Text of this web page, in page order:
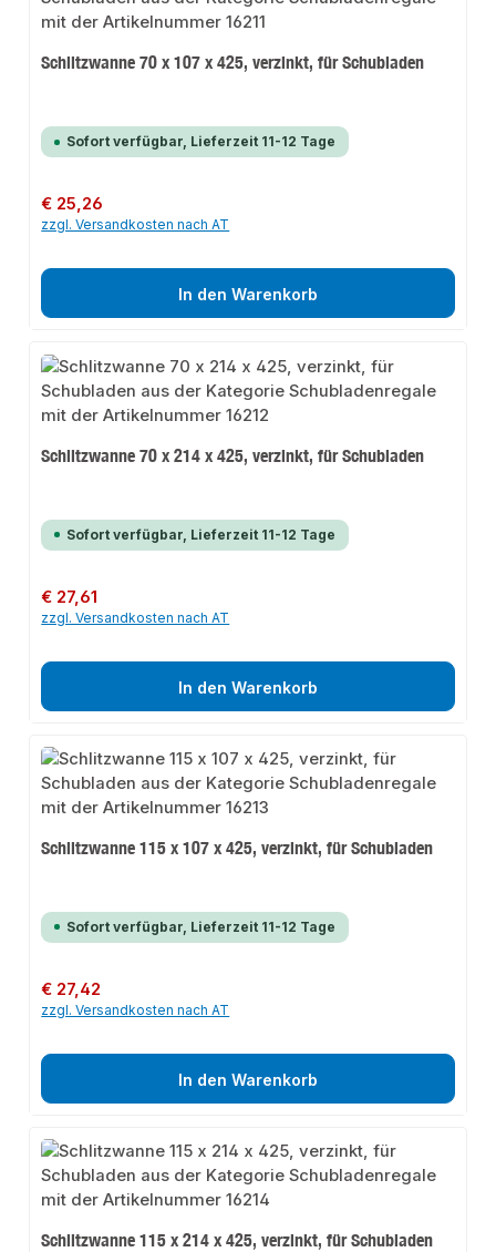
Schlitzwanne 70 x 107 x 425, verzinkt, für Schubladen
Sofort verfügbar, Lieferzeit 11-12 Tage
Regulärer Preis:
€ 25,26
zzgl. Versandkosten nach AT
In den Warenkorb
Schlitzwanne 70 x 214 x 425, verzinkt, für Schubladen
Sofort verfügbar, Lieferzeit 11-12 Tage
Regulärer Preis:
€ 27,61
zzgl. Versandkosten nach AT
In den Warenkorb
Schlitzwanne 115 x 107 x 425, verzinkt, für Schubladen
Sofort verfügbar, Lieferzeit 11-12 Tage
Regulärer Preis:
€ 27,42
zzgl. Versandkosten nach AT
In den Warenkorb
Schlitzwanne 115 x 214 x 425, verzinkt, für Schubladen